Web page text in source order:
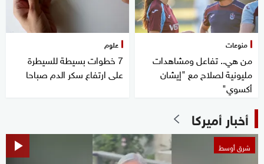
منوعات
من هي.. تفاعل ومشاهدات
مليونية لصلاح مع "إيشان
أكسوي"
علوم
7 خطوات بسيطة للسيطرة
على ارتفاع سكر الدم صباحا
أخبار أميركا
شرق أوسط